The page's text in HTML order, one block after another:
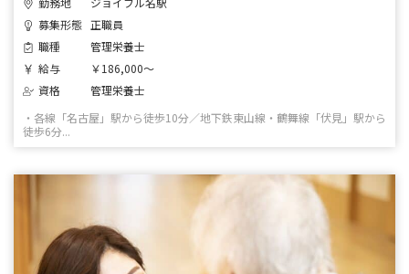
募集形態 正職員
職種
管理栄養士
給与
￥186,000～
資格
管理栄養士
・各線「名古屋」駅から徒歩10分／地下鉄東山線・鶴舞線「伏見」駅から
徒歩6分...